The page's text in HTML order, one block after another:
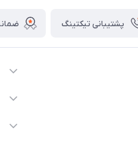
پشتیبانی تیکتینگ